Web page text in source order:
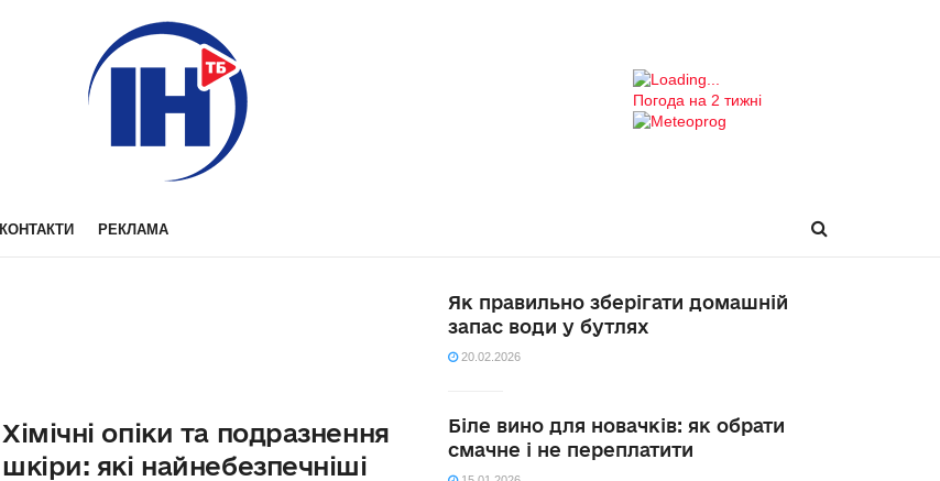
Погода на 2 тижні
КОНТАКТИ РЕКЛАМА
Хімічні опіки та подразнення
шкіри: які найнебезпечніші
Як правильно зберігати домашній
запас води у бутлях
20.02.2026
Біле вино для новачків: як обрати
смачне і не переплатити